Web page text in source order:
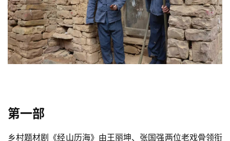
第一部
乡村题材剧《经山历海》由王丽坤、张国强两位老戏骨领衔